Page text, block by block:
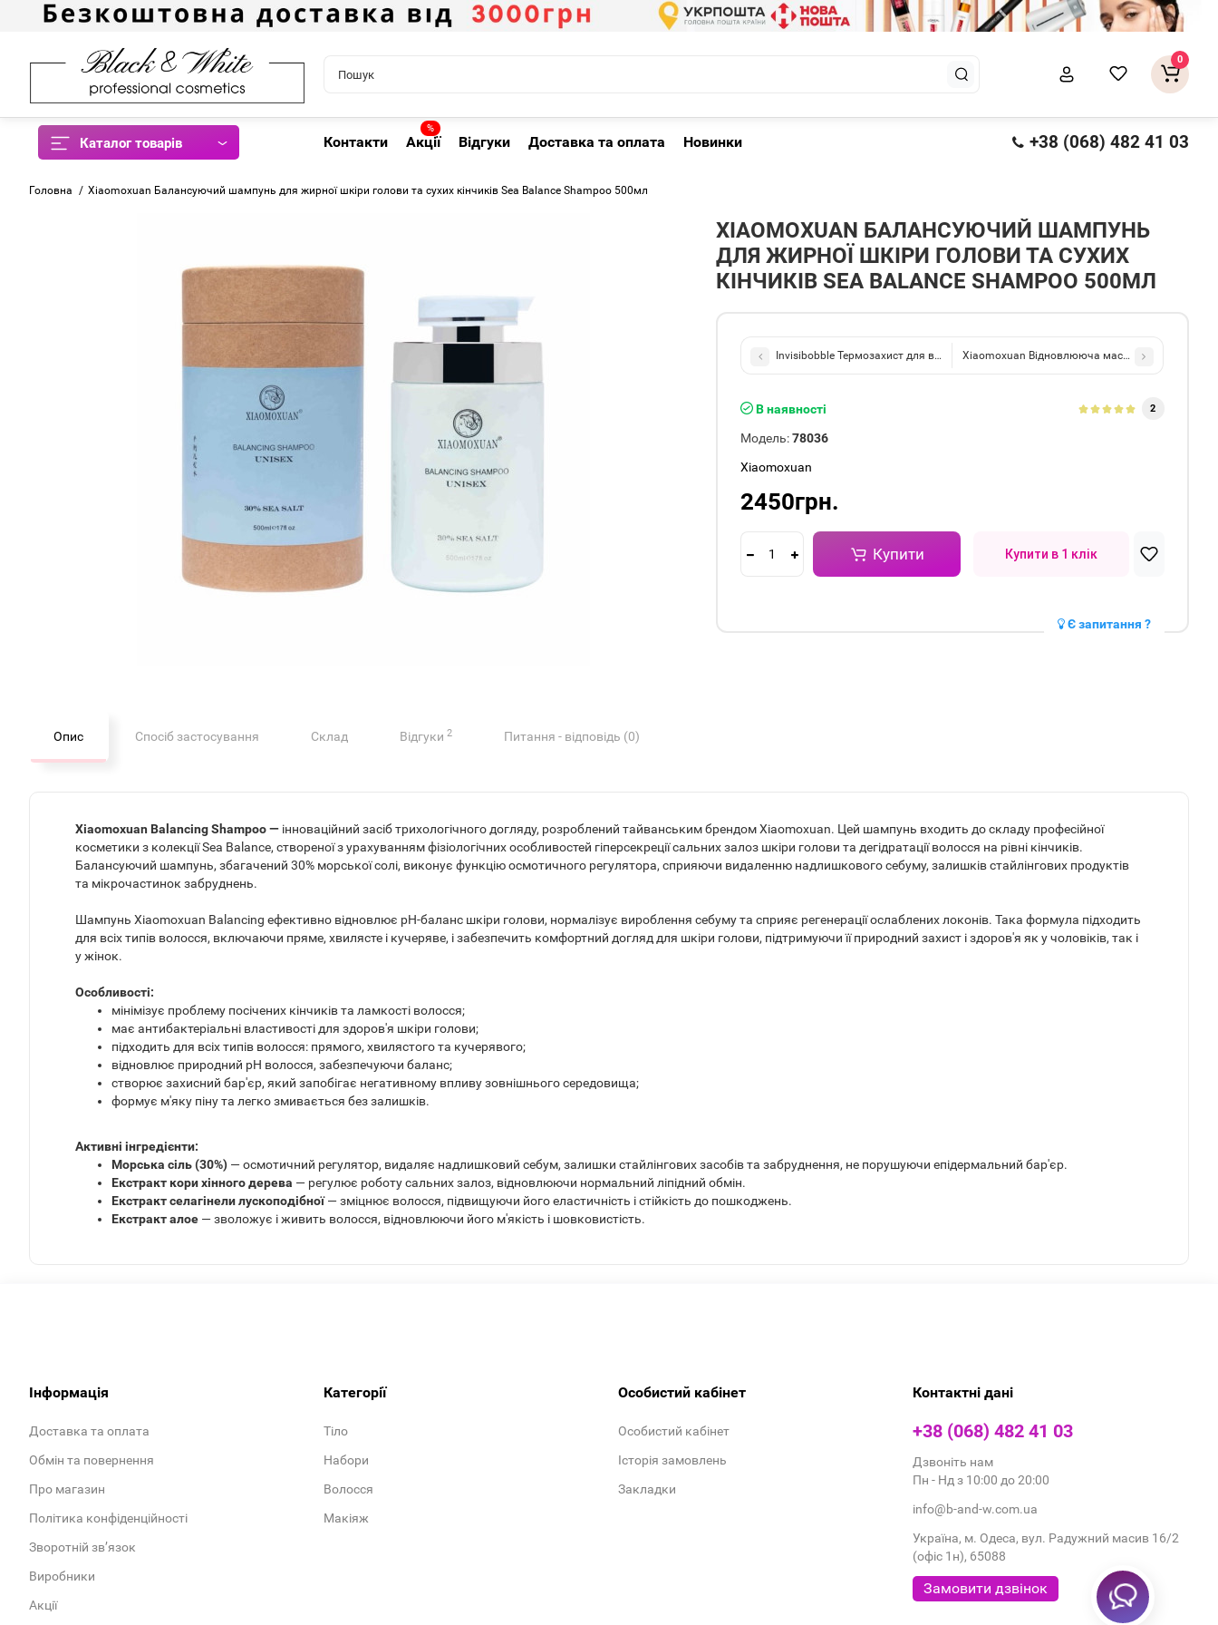
0
Каталог товарів Контакти
%
Акції Відгуки Доставка та оплата Новинки +38 (068) 482 41 03
Головна Xiaomoxuan Балансуючий шампунь для жирної шкіри голови та сухих кінчиків Sea Balance Shampoo 500мл
XIAOMOXUAN БАЛАНСУЮЧИЙ ШАМПУНЬ
ДЛЯ ЖИРНОЇ ШКІРИ ГОЛОВИ ТА СУХИХ
КІНЧИКІВ SEA BALANCE SHAMPOO 500МЛ
Invisibobble Термозахист для волосся HAIR STYLING Heat Protect Spray 150ml
Xiaomoxuan Відновлююча маска з колагеном
В наявності 2
Модель: 78036
Xiaomoxuan
2450грн.
Купити Купити в 1 клік
Є запитання ?
Опис Спосіб застосування Склад Відгуки 2 Питання - відповідь (0)
Xiaomoxuan Balancing Shampoo — інноваційний засіб трихологічного догляду, розроблений тайванським брендом Xiaomoxuan. Цей шампунь входить до складу професійної
косметики з колекції Sea Balance, створеної з урахуванням фізіологічних особливостей гіперсекреції сальних залоз шкіри голови та дегідратації волосся на рівні кінчиків.
Балансуючий шампунь, збагачений 30% морської солі, виконує функцію осмотичного регулятора, сприяючи видаленню надлишкового себуму, залишків стайлінгових продуктів
та мікрочастинок забруднень.
Шампунь Xiaomoxuan Balancing ефективно відновлює pH-баланс шкіри голови, нормалізує вироблення себуму та сприяє регенерації ослаблених локонів. Така формула підходить
для всіх типів волосся, включаючи пряме, хвилясте і кучеряве, і забезпечить комфортний догляд для шкіри голови, підтримуючи її природний захист і здоров'я як у чоловіків, так і
у жінок.
Особливості:
мінімізує проблему посічених кінчиків та ламкості волосся;
має антибактеріальні властивості для здоров'я шкіри голови;
підходить для всіх типів волосся: прямого, хвилястого та кучерявого;
відновлює природний pH волосся, забезпечуючи баланс;
створює захисний бар'єр, який запобігає негативному впливу зовнішнього середовища;
формує м'яку піну та легко змивається без залишків.
Активні інгредієнти:
Морська сіль (30%) — осмотичний регулятор, видаляє надлишковий себум, залишки стайлінгових засобів та забруднення, не порушуючи епідермальний бар'єр.
Екстракт кори хінного дерева — регулює роботу сальних залоз, відновлюючи нормальний ліпідний обмін.
Екстракт селагінели лускоподібної— зміцнює волосся, підвищуючи його еластичність і стійкість до пошкоджень.
Екстракт алое — зволожує і живить волосся, відновлюючи його м'якість і шовковистість.
Контактні дані
+38 (068) 482 41 03
Дзвоніть нам
Пн - Нд з 10:00 до 20:00
info@b-and-w.com.ua
Україна, м. Одеса, вул. Радужний масив 16/2
(офіс 1н), 65088
Замовити дзвінок
Інформація
Доставка та оплата
Обмін та повернення
Про магазин
Політика конфіденційності
Зворотній зв’язок
Виробники
Акції
Категорії
Тіло
Набори
Волосся
Макіяж
Особистий кабінет
Особистий кабінет
Історія замовлень
Закладки